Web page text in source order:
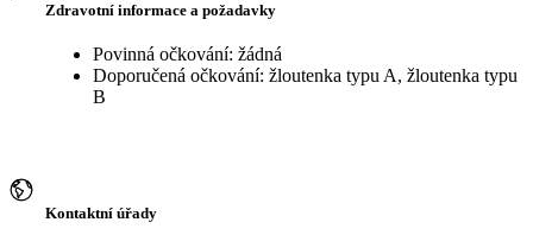
Zdravotní informace a požadavky
Povinná očkování: žádná
Doporučená očkování: žloutenka typu A, žloutenka typu
B
Kontaktní úřady